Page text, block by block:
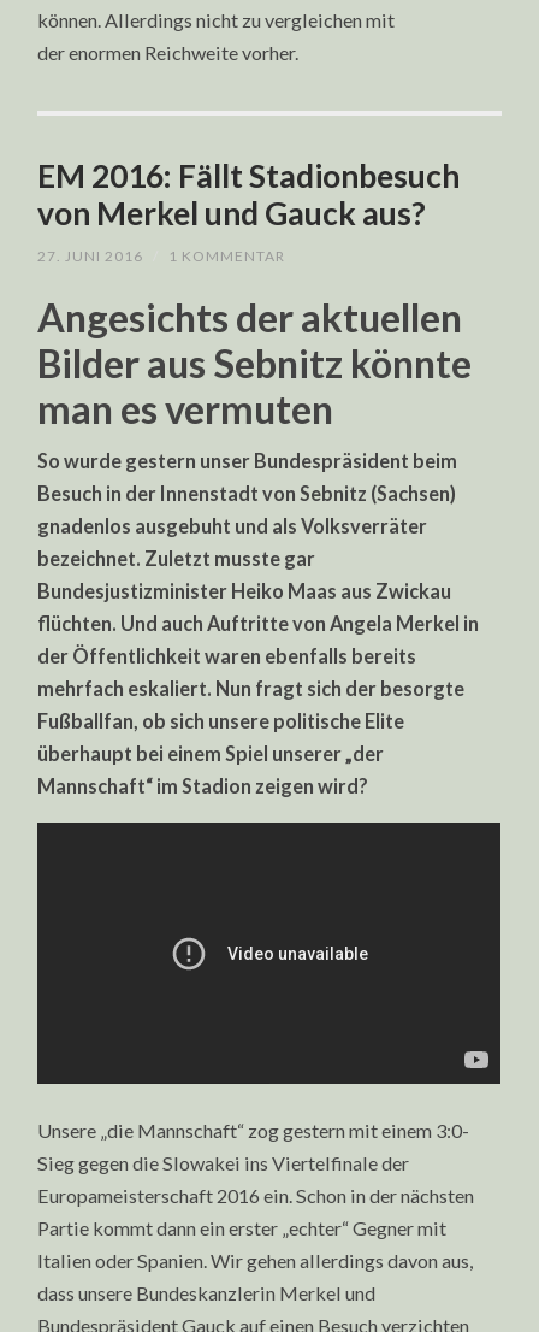
können. Allerdings nicht zu vergleichen mit
der enormen Reichweite vorher.
EM 2016: Fällt Stadionbesuch
von Merkel und Gauck aus?
27. JUNI 2016 1 KOMMENTAR
Angesichts der aktuellen
Bilder aus Sebnitz könnte
man es vermuten
So wurde gestern unser Bundespräsident beim
Besuch in der Innenstadt von Sebnitz (Sachsen)
gnadenlos ausgebuht und als Volksverräter
bezeichnet. Zuletzt musste gar
Bundesjustizminister Heiko Maas aus Zwickau
flüchten. Und auch Auftritte von Angela Merkel in
der Öffentlichkeit waren ebenfalls bereits
mehrfach eskaliert. Nun fragt sich der besorgte
Fußballfan, ob sich unsere politische Elite
überhaupt bei einem Spiel unserer „der
Mannschaft“ im Stadion zeigen wird?
Unsere „die Mannschaft“ zog gestern mit einem 3:0-
Sieg gegen die Slowakei ins Viertelfinale der
Europameisterschaft 2016 ein. Schon in der nächsten
Partie kommt dann ein erster „echter“ Gegner mit
Italien oder Spanien. Wir gehen allerdings davon aus,
dass unsere Bundeskanzlerin Merkel und
Bundespräsident Gauck auf einen Besuch verzichten